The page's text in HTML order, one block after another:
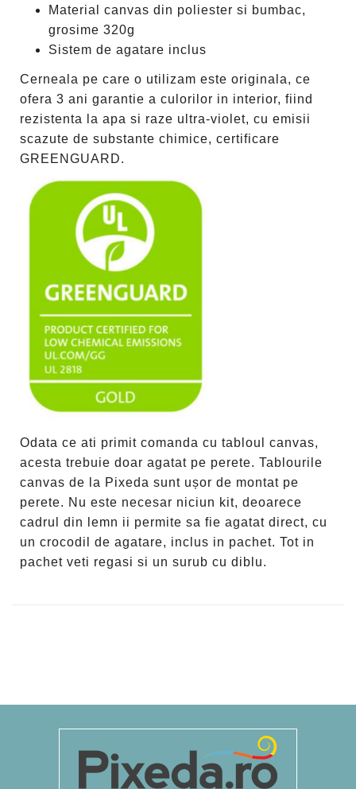
Material canvas din poliester si bumbac,
grosime 320g
Sistem de agatare inclus
Cerneala pe care o utilizam este originala, ce
ofera 3 ani garantie a culorilor in interior, fiind
rezistenta la apa si raze ultra-violet, cu emisii
scazute de substante chimice, certificare
GREENGUARD.
Odata ce ati primit comanda cu tabloul canvas,
acesta trebuie doar agatat pe perete. Tablourile
canvas de la Pixeda sunt ușor de montat pe
perete. Nu este necesar niciun kit, deoarece
cadrul din lemn ii permite sa fie agatat direct, cu
un crocodil de agatare, inclus in pachet. Tot in
pachet veti regasi si un surub cu diblu.